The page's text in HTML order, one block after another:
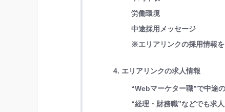
労働環境
中途採用メッセージ
※エリアリンクの採用情報
4. エリアリンクの求人情報
“Webマーケター職”で中途
“経理・財務職”などでも求人